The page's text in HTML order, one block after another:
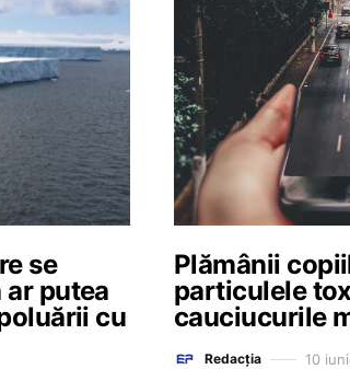
se
putea
cu
Plămânii
particulele
cauciucurile
Redacția 10